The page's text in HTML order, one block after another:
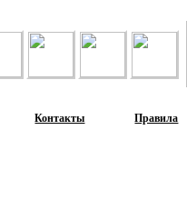
Контакты Правила